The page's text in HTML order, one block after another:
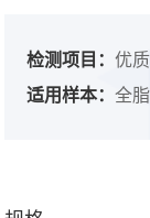
检测项目： 优
适用样本： 全